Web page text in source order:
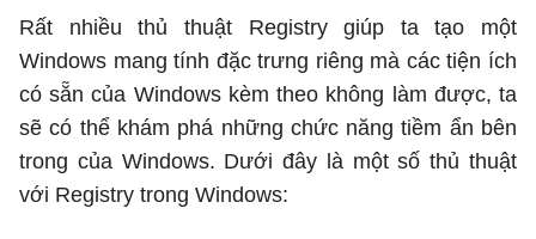
Rất nhiều thủ thuật Registry giúp ta tạo một
Windows mang tính đặc trưng riêng mà các tiện ích
có sẵn của Windows kèm theo không làm được, ta
sẽ có thể khám phá những chức năng tiềm ẩn bên
trong của Windows. Dưới đây là một số thủ thuật
với Registry trong Windows: